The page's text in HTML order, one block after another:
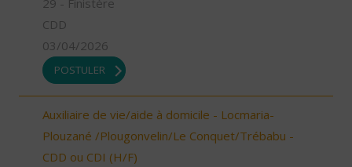
29 - Finistère
CDD
03/04/2026
POSTULER
Auxiliaire de vie/aide à domicile - Locmaria-
Plouzané /Plougonvelin/Le Conquet/Trébabu -
CDD ou CDI (H/F)